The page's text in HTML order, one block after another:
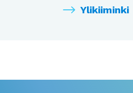
Ylikiiminki